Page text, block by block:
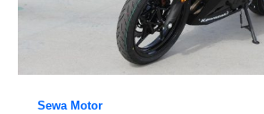
Sewa Motor